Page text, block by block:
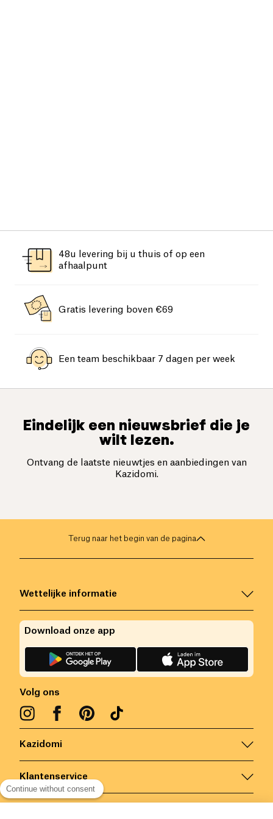
48u levering bij u thuis of op een
afhaalpunt
Gratis levering boven €69
Een team beschikbaar 7 dagen per week
Eindelijk een nieuwsbrief die je
wilt lezen.
Ontvang de laatste nieuwtjes en aanbiedingen van
Kazidomi.
Terug naar het begin van de pagina
Kazidomi
Klantenservice
Wettelijke informatie
Volg ons
Download onze app
Continue without consent